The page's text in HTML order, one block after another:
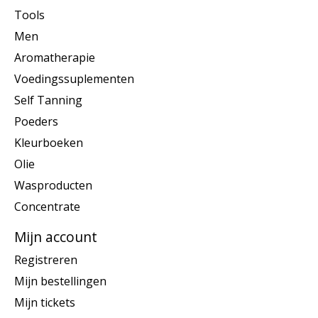
Tools
Men
Aromatherapie
Voedingssuplementen
Self Tanning
Poeders
Kleurboeken
Olie
Wasproducten
Concentrate
Mijn account
Registreren
Mijn bestellingen
Mijn tickets